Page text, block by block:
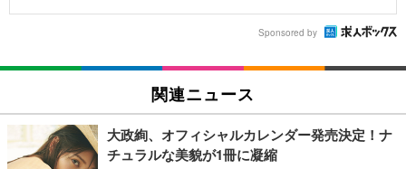
Sponsored by
関連ニュース
大政絢、オフィシャルカレンダー発売決定！ナ
チュラルな美貌が1冊に凝縮